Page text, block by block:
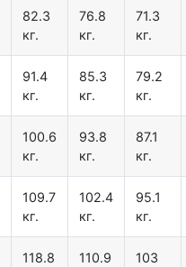
82.3
кг.
76.8
кг.
71.3
кг.
91.4
кг.
85.3
кг.
79.2
кг.
100.6
кг.
93.8
кг.
87.1
кг.
109.7
кг.
102.4
кг.
95.1
кг.
118.8
110.9
103